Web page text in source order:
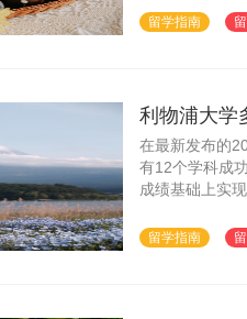
留学指南
利物浦大学
在最新发布的
有12个学科成
成绩基础上实
留学指南